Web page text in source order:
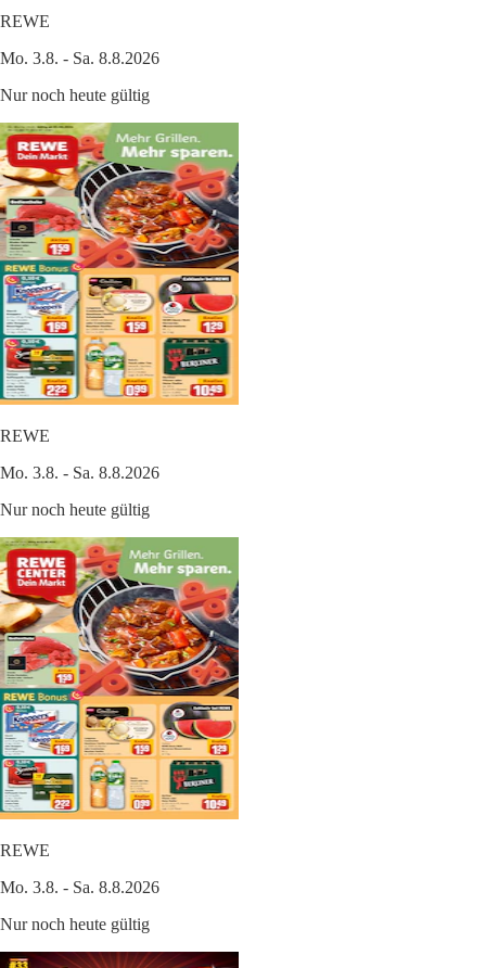
REWE
Mo. 3.8. - Sa. 8.8.2026
Nur noch heute gültig
REWE
Mo. 3.8. - Sa. 8.8.2026
Nur noch heute gültig
REWE
Mo. 3.8. - Sa. 8.8.2026
Nur noch heute gültig